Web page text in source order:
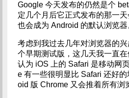
Google 今天发布的仍然是个
定几个月后它正式发布的那一
也会成为 Android 的默认浏览器
考虑到我过去几年对浏览器的
个早期测试版，这几天我一直
认为 iOS 上的 Safari 是移动网
e 有一些很明显比 Safari 还好
oid 版 Chrome 又会推着所有浏